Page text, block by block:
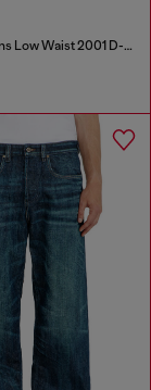
Relaxed Jeans Low Waist 2001 D-Macro